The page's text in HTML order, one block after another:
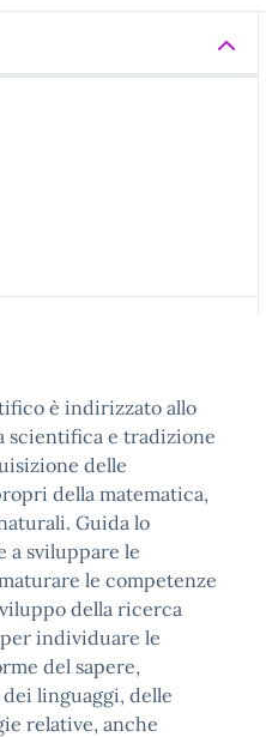
è indirizzato allo
scientifica e tradizione
delle
della matematica,
Guida lo
a sviluppare le
le competenze
della ricerca
individuare le
del sapere,
linguaggi, delle
relative, anche